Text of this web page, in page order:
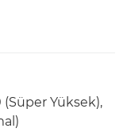
Yüksek),